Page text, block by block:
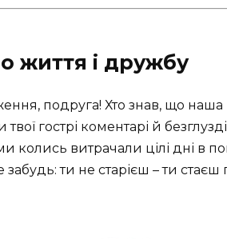
життя і дружбу
подруга! Хто знав, що
твої гострі коментарі й
колись витрачали цілі дні в
забудь: ти не старієш – ти